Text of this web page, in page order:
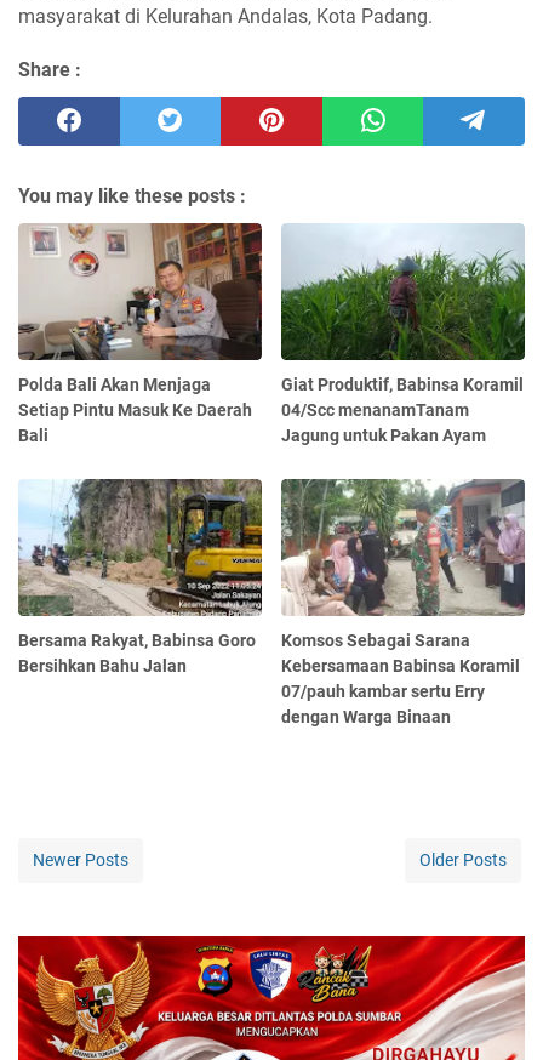
masyarakat di Kelurahan Andalas, Kota Padang.
Share :
You may like these posts :
Polda Bali Akan Menjaga
Setiap Pintu Masuk Ke Daerah
Bali
Giat Produktif, Babinsa Koramil
04/Scc menanamTanam
Jagung untuk Pakan Ayam
Bersama Rakyat, Babinsa Goro
Bersihkan Bahu Jalan
Komsos Sebagai Sarana
Kebersamaan Babinsa Koramil
07/pauh kambar sertu Erry
dengan Warga Binaan
Newer Posts Older Posts